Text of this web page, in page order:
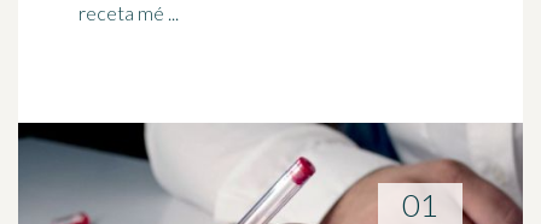
receta mé ...
01